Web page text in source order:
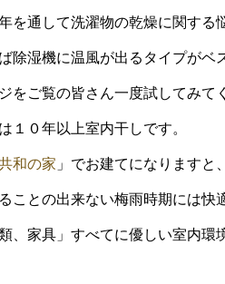
を通して洗濯物の乾燥に関する
除湿機に温風が出るタイプがベ
をご覧の皆さん一度試してみて
１０年以上室内干しです。
和の家 」でお建てになりますと
ことの出来ない梅雨時期には快
類、家具」すべてに優しい室内環